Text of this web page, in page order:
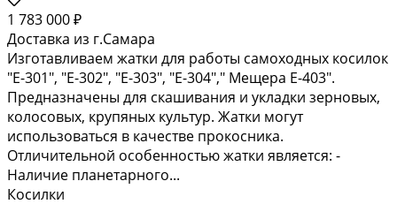
1 783 000 ₽
Доставка из г.Самара
Изготавливаем жатки для работы самоходных косилок
"Е-301", "Е-302", "Е-303", "Е-304"," Мещера Е-403".
Предназначены для скашивания и укладки зерновых,
колосовых, крупяных культур. Жатки могут
использоваться в качестве прокосника.
Отличительной особенностью жатки является: -
Наличие планетарного...
Косилки